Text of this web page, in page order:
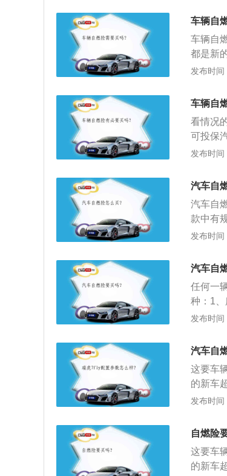
各个保
说，新
3、汽
用过程
题、机
发生本
车辆自
车辆自
都是新
车自燃
车来说
险后，
系统、
车辆的
必要合
发布时
车辆自
看情况
可投保
说，通
统、供
辆的损
要合理
发布时
汽车自
汽车自
款中有
生自燃
定的赔
根据自
发布时
汽车自
任何一
种：1
车辆的
发布时
汽车自
这要车
的新车
降，车
说，新
3、汽
用过程
题、机
发布时
自燃险
这要车
的新车